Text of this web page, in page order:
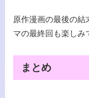
原作漫画の最後の結
マの最終回も楽しみ
まとめ